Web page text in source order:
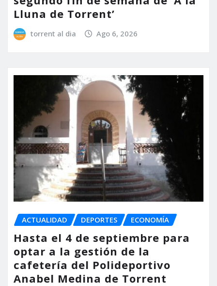
Lluna de Torrent’
torrent al dia Ago 6, 2026
ACTUALIDAD DEPORTES ECONOMÍA
Hasta el 4 de septiembre para
optar a la gestión de la
cafetería del Polideportivo
Anabel Medina de Torrent